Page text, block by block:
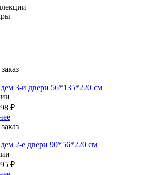
3-и двери 56*135*220 см
₽
2-е двери 90*56*220 см
₽